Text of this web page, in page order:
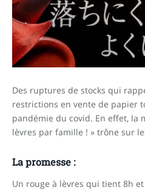
Des ruptures de stocks qui
restrictions en vente de papier
pandémie du covid. En effet, la
lèvres par famille ! » trône sur
La promesse :
Un rouge à lèvres qui tient 8h